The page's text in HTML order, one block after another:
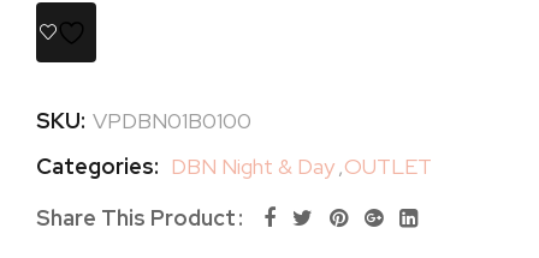
SKU: VPDBN01B0100
Categories: DBN Night & Day,OUTLET
Share This Product